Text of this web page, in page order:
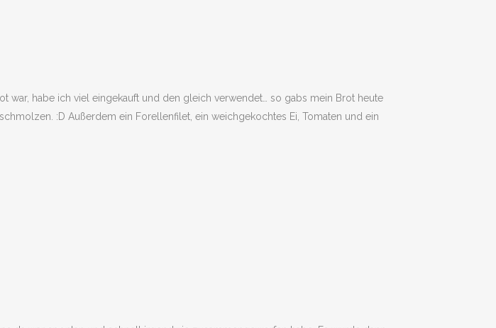
war, habe ich viel eingekauft und den gleich verwendet… so gabs mein Brot heute
:D Außerdem ein Forellenfilet, ein weichgekochtes Ei, Tomaten und ein